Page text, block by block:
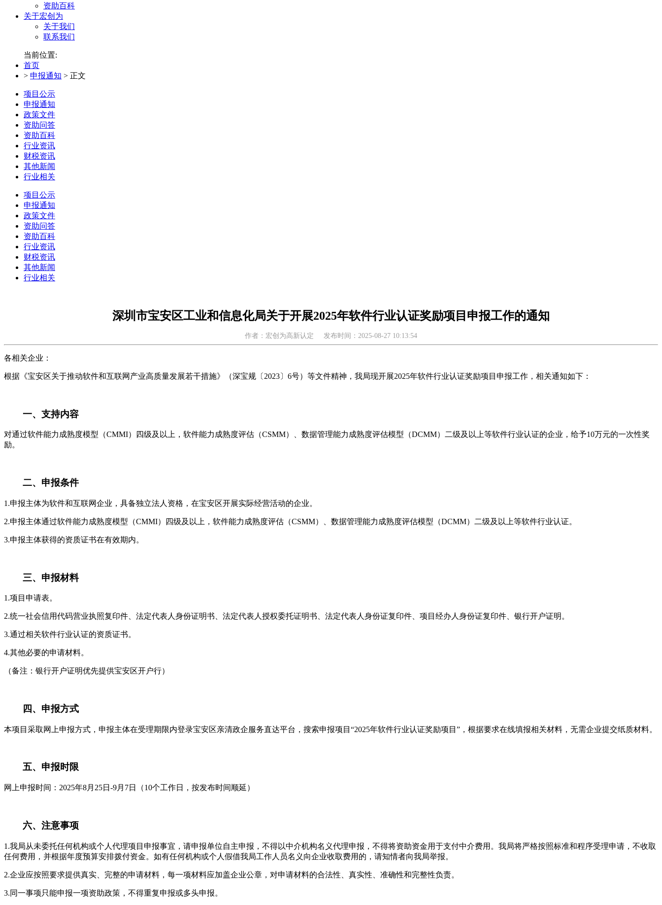
资助百科
关于宏创为
关于我们
联系我们
当前位置:
首页
> 申报通知 > 正文
项目公示
申报通知
政策文件
资助问答
资助百科
行业资讯
财税资讯
其他新闻
行业相关
项目公示
申报通知
政策文件
资助问答
资助百科
行业资讯
财税资讯
其他新闻
行业相关
深圳市宝安区工业和信息化局关于开展2025年软件行业认证奖励项目申报工作的通知
作者：宏创为高新认定 发布时间：2025-08-27 10:13:54
各相关企业：
根据《宝安区关于推动软件和互联网产业高质量发展若干措施》（深宝规〔2023〕6号）等文件精神，我局现开展2025年软件行业认证奖励项目申报工作，相关通知如下：
一、支持内容
对通过软件能力成熟度模型（CMMI）四级及以上，软件能力成熟度评估（CSMM）、数据管理能力成熟度评估模型（DCMM）二级及以上等软件行业认证的企业，给予10万元的一次性奖
励。
二、申报条件
1.申报主体为软件和互联网企业，具备独立法人资格，在宝安区开展实际经营活动的企业。
2.申报主体通过软件能力成熟度模型（CMMI）四级及以上，软件能力成熟度评估（CSMM）、数据管理能力成熟度评估模型（DCMM）二级及以上等软件行业认证。
3.申报主体获得的资质证书在有效期内。
三、申报材料
1.项目申请表。
2.统一社会信用代码营业执照复印件、法定代表人身份证明书、法定代表人授权委托证明书、法定代表人身份证复印件、项目经办人身份证复印件、银行开户证明。
3.通过相关软件行业认证的资质证书。
4.其他必要的申请材料。
（备注：银行开户证明优先提供宝安区开户行）
四、申报方式
本项目采取网上申报方式，申报主体在受理期限内登录宝安区亲清政企服务直达平台，搜索申报项目“2025年软件行业认证奖励项目”，根据要求在线填报相关材料，无需企业提交纸质材料。
五、申报时限
网上申报时间：2025年8月25日-9月7日（10个工作日，按发布时间顺延）
六、注意事项
1.我局从未委托任何机构或个人代理项目申报事宜，请申报单位自主申报，不得以中介机构名义代理申报，不得将资助资金用于支付中介费用。我局将严格按照标准和程序受理申请，不收取
任何费用，并根据年度预算安排拨付资金。如有任何机构或个人假借我局工作人员名义向企业收取费用的，请知情者向我局举报。
2.企业应按照要求提供真实、完整的申请材料，每一项材料应加盖企业公章，对申请材料的合法性、真实性、准确性和完整性负责。
3.同一事项只能申报一项资助政策，不得重复申报或多头申报。